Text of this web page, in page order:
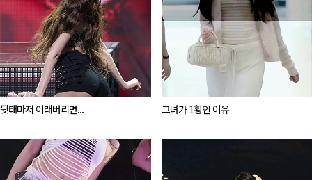
뒷태마저 이래버리면... 그녀가 1황인 이유